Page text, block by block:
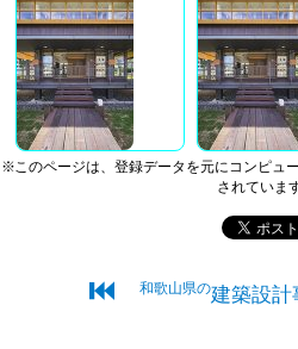
※このページは、登録データを元にコンピュ
されていま
⏮ 和歌山県の建築設計